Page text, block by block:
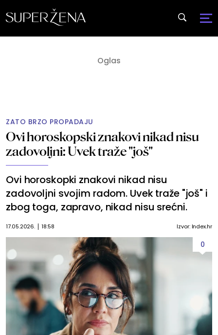
ZATO BRZO PROPADAJU
Ovi horoskopski znakovi nikad nisu
zadovoljni: Uvek traže "još"
Ovi horoskopki znakovi nikad nisu
zadovoljni svojim radom. Uvek traže "još" i
zbog toga, zapravo, nikad nisu srećni.
17.05.2026. 18:58 Izvor: Index.hr
0